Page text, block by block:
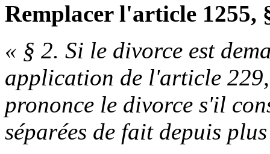
Remplacer l'article 1255,
« § 2. Si le divorce est
application de l'article
prononce le divorce s'il
séparées de fait depuis